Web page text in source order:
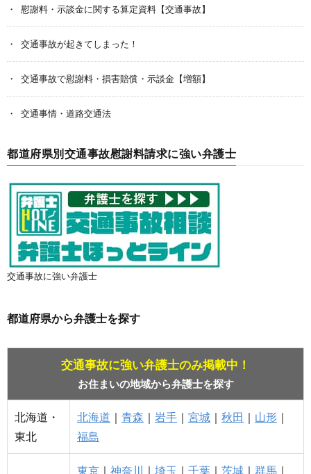
慰謝料・示談金に関する算定資料【交通事故】
交通事故が起きてしまった！
交通事故で慰謝料・損害賠償・示談金【増額】
交通事情・道路交通法
都道府県別交通事故慰謝料請求に強い弁護士
交通事故に強い弁護士
都道府県から弁護士を探す
交通事故に強い弁護士のみ掲載中！
お住まいの地域から弁護士を探す
北海道・
東北
北海道 ｜ 青森 ｜ 岩手 ｜ 宮城 ｜ 秋田 ｜ 山形 ｜
福島
東京 ｜ 神奈川 ｜ 埼玉 ｜ 千葉 ｜ 茨城 ｜ 群馬 ｜